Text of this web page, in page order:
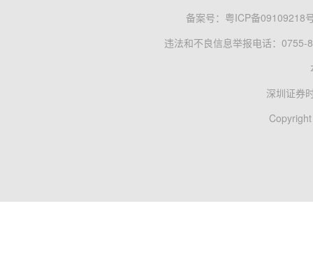
备案号： 粤ICP备09109218
违法和不良信息举报电话：0755-
深圳证券